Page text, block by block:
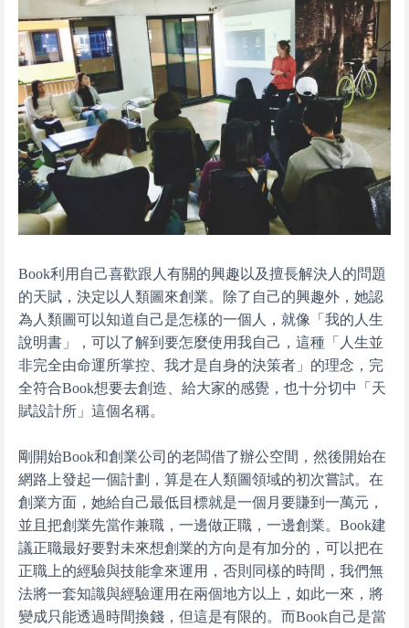
Book利用自己喜歡跟人有關的興趣以及擅長解決人的問題
的天賦，決定以人類圖來創業。除了自己的興趣外，她認
為人類圖可以知道自己是怎樣的一個人，就像「我的人生
說明書」，可以了解到要怎麼使用我自己，這種「人生並
非完全由命運所掌控、我才是自身的決策者」的理念，完
全符合Book想要去創造、給大家的感覺，也十分切中「天
賦設計所」這個名稱。
剛開始Book和創業公司的老闆借了辦公空間，然後開始在
網路上發起一個計劃，算是在人類圖領域的初次嘗試。在
創業方面，她給自己最低目標就是一個月要賺到一萬元，
並且把創業先當作兼職，一邊做正職，一邊創業。Book建
議正職最好要對未來想創業的方向是有加分的，可以把在
正職上的經驗與技能拿來運用，否則同樣的時間，我們無
法將一套知識與經驗運用在兩個地方以上，如此一來，將
變成只能透過時間換錢，但這是有限的。而Book自己是當